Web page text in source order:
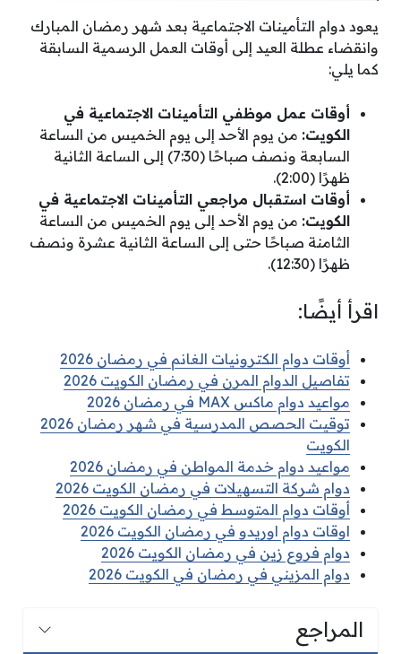
يعود دوام التأمينات الاجتماعية بعد شهر رمضان المبارك
وانقضاء عطلة العيد إلى أوقات العمل الرسمية السابقة
كما يلي:
أوقات عمل موظفي التأمينات الاجتماعية في
الكويت: من يوم الأحد إلى يوم الخميس من الساعة
السابعة ونصف صباحًا (7:30) إلى الساعة الثانية
ظهرًا (2:00).
أوقات استقبال مراجعي التأمينات الاجتماعية في
الكويت: من يوم الأحد إلى يوم الخميس من الساعة
الثامنة صباحًا حتى إلى الساعة الثانية عشرة ونصف
ظهرًا (12:30).
اقرأ أيضًا:
أوقات دوام الكترونيات الغانم في رمضان 2026
تفاصيل الدوام المرن في رمضان الكويت 2026
مواعيد دوام ماكس MAX في رمضان 2026
توقيت الحصص المدرسية في شهر رمضان 2026
الكويت
مواعيد دوام خدمة المواطن في رمضان 2026
دوام شركة التسهيلات في رمضان الكويت 2026
أوقات دوام المتوسط في رمضان الكويت 2026
اوقات دوام اوريدو في رمضان الكويت 2026
دوام فروع زين في رمضان الكويت 2026
دوام المزيني في رمضان في الكويت 2026
المراجع